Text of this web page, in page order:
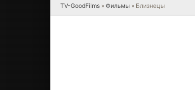
TV-GoodFilms » Фильмы » Близнецы